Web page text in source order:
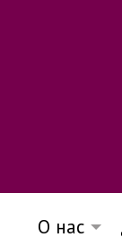
О нас